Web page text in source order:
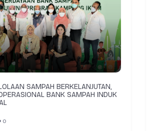
SAMPAH BERKELANJUTAN,
BANK SAMPAH INDUK
0